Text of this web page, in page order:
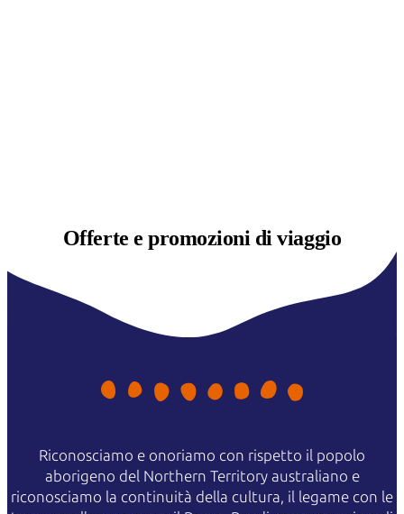
Offerte epromozioni di viaggio
Riconosciamo e onoriamo con rispetto il popolo
aborigeno del Northern Territory australiano e
riconosciamo la continuità della cultura, il legame con le